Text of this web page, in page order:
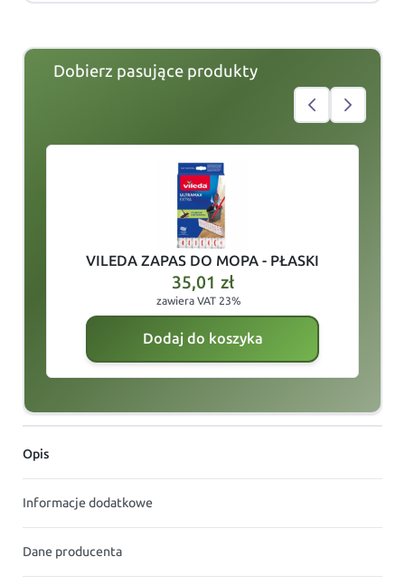
Dobierz pasujące produkty
VILEDA ZAPAS DO MOPA - PŁASKI
35,01 zł
zawiera VAT 23%
Dodaj do koszyka
Opis
Informacje dodatkowe
Dane producenta